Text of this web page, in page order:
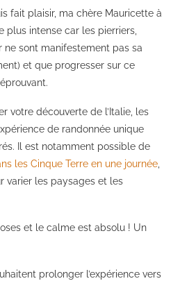
fait plaisir, ma chère Mauricette à
plus intense car les pierriers,
ne sont manifestement pas sa
et que progresser sur ce
votre découverte de l’Italie, les
de randonnée unique
Il est notamment possible de
les Cinque Terre en une journée,
varier les paysages et les
et le calme est absolu ! Un
prolonger l’expérience vers